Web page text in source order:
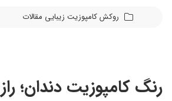
روکش کامپوزیت زیبایی مقالات
رنگ کامپوزیت دندان؛